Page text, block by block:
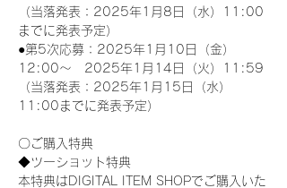
（当落発表：2025年1月8日（水）11:00
までに発表予定）
●第5次応募：2025年1月10日（金）
12:00～　2025年1月14日（火）11:59
（当落発表：2025年1月15日（水）
11:00までに発表予定）
〇ご購入特典
◆ツーショット特典
本特典はDIGITAL ITEM SHOPでご購入いた